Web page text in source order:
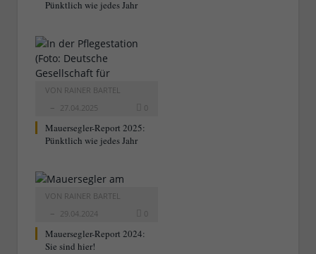
Pünktlich wie jedes Jahr
VON RAINER BARTEL
27.04.2025
0
Mauersegler-Report 2025:
Pünktlich wie jedes Jahr
VON RAINER BARTEL
29.04.2024
0
Mauersegler-Report 2024:
Sie sind hier!